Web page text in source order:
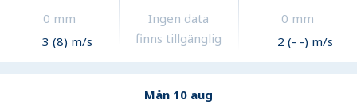
0 mm
3 (8) m/s
Ingen data
finns tillgänglig
0 mm
2 (- -) m/s
Mån 10 aug